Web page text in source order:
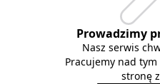
Prowadzimy
Nasz serwis
Pracujemy nad
stronę